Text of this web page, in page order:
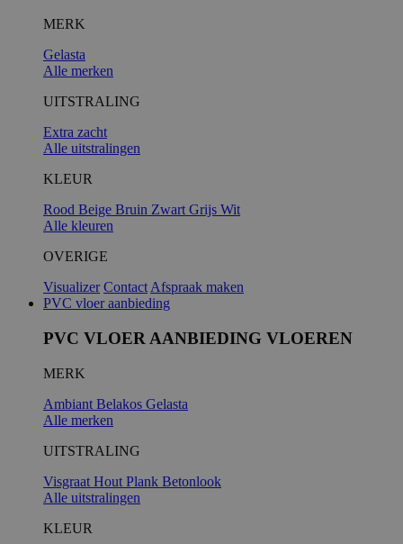
MERK
Gelasta
Alle merken
UITSTRALING
Extra zacht
Alle uitstralingen
KLEUR
Rood Beige Bruin Zwart Grijs Wit
Alle kleuren
OVERIGE
Visualizer Contact Afspraak maken
PVC vloer aanbieding
PVC VLOER AANBIEDING VLOEREN
MERK
Ambiant Belakos Gelasta
Alle merken
UITSTRALING
Visgraat Hout Plank Betonlook
Alle uitstralingen
KLEUR